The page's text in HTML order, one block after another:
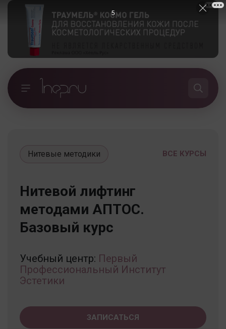
ВСЕ КУРСЫ
Нитевые методики
Нитевой лифтинг
методами АПТОС.
Базовый курс
Учебный центр: Первый
Профессиональный Институт
Эстетики
ЗАПИСАТЬСЯ
5